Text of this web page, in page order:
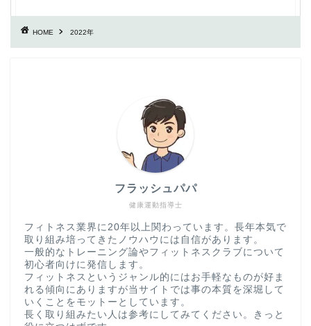
HOME 2022年
健康運動指導士
フラッシュパパ
フィトネス業界に20年以上関わっています。長年本気で
取り組み培ってきたノウハウには自信があります。
一般的なトレーニング論やフィットネスクラブについて
初心者向けに発信します。
フィットネスというジャンル的にはお手軽なものが好ま
れる傾向にありますが当サイトでは事の本質を深堀して
いくことをモットーとしています。
長く取り組みたい人は参考にしてみてください。きっと